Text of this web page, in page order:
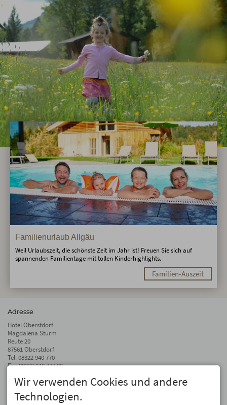
Familienurlaub Allgäu
Weil Urlaubszeit, die schönste Zeit im Jahr ist! Freuen Sie sich auf
spannenden Familientage mit tollen Kinderhighlights.
Familien-Auszeit
Adresse
Hotel Oberstdorf
Magdalena Sturm
Reute 20
87561 Oberstdorf
Tel. 08322 940 770
Fax 08322 940 777 00
info@hotel-oberstdorf.de
Auf dem Laufenden bleiben
Wir verwenden Cookies und andere
Technologien.